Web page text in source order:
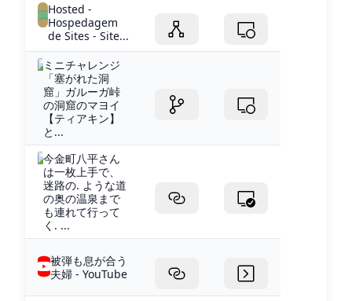
Hosted -
Hospedagem
de Sites - Site...
ミニチャレンジ
「塞がれた洞
窟」ガルーガ峠
の洞窟のマヨイ
【ティアキン】
と...
今金町八平さん
は一枚上手で、
迷路の. ような道
の奥の温泉まで
も連れて行って
く. ...
被弾も息が合う
夫婦 - YouTube